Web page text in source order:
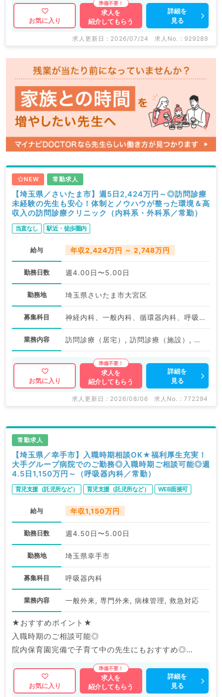
お気に入り
求人を
紹介してもらう
詳細を
見る
求人更新日 : 2026/07/24 求人No. : 929289
NEW 常勤求人
【埼玉県／さいたま市】週5日2,424万円～◎訪問診療
未経験の先生も安心！体制とノウハウが整った環境＆高
収入の訪問診療クリニック（内科系・外科系／常勤）
当直なし 駅近・徒歩圏内
給与 年収2,424万円 ～ 2,748万円
勤務日数 週4.00日〜5.00日
勤務地 埼玉県さいたま市大宮区
募集科目 神経内科、一般内科、循環器内科、呼吸器内科、消化器内科、内分泌・代謝内科、腎臓内科、老年内科、血液内科、膠原病科
業務内容 訪問診療（居宅）, 訪問診療（施設）, 訪問診療（施設）
お気に入り
求人を
紹介してもらう
詳細を
見る
求人更新日 : 2026/08/06 求人No. : 772294
常勤求人
【埼玉県／幸手市】入職時期相談OK★福利厚生充実！
大手グループ病院でのご勤務◎入職時期ご相談可能◎週
4.5日1,150万円～（呼吸器内科／常勤）
育児支援（託児所など） 育児支援（託児所など） WEB面接可
給与 年収1,150万円
勤務日数 週4.50日〜5.00日
勤務地 埼玉県幸手市
募集科目 呼吸器内科
業務内容 一般外来, 専門外来, 病棟管理, 救急対応
★おすすめポイント★
入職時期のご相談可能◎
院内保育園完備で子育て中の先生にもおすすめ◎
福利厚生充実の大手グループ病院でのご勤務です。
マイナビDOCTORでは病院やクリニックなどの医療機
お気に入り
求人を
紹介してもらう
詳細を
見る